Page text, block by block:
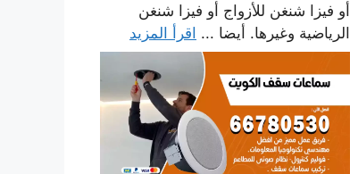
أو فيزا شنغن للأزواج أو فيزا شنغن
الرياضية وغيرها. أيضا ... اقرأ المزيد